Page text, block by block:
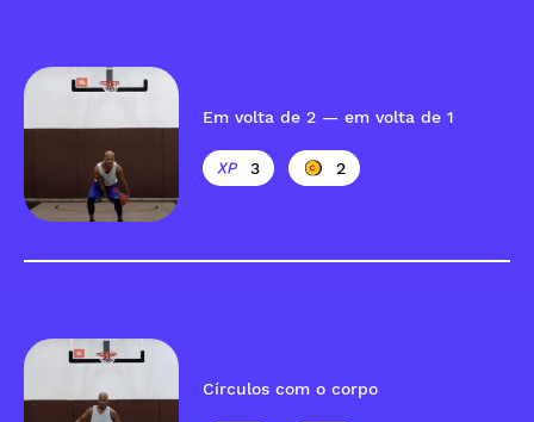
Em volta de 2 — em volta de 1
3 2
Círculos com o corpo